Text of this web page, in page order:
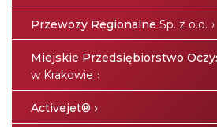
Przewozy Regionalne Sp. z o.o.
Miejskie Przedsiębiorstwo
w Krakowie
Activejet®